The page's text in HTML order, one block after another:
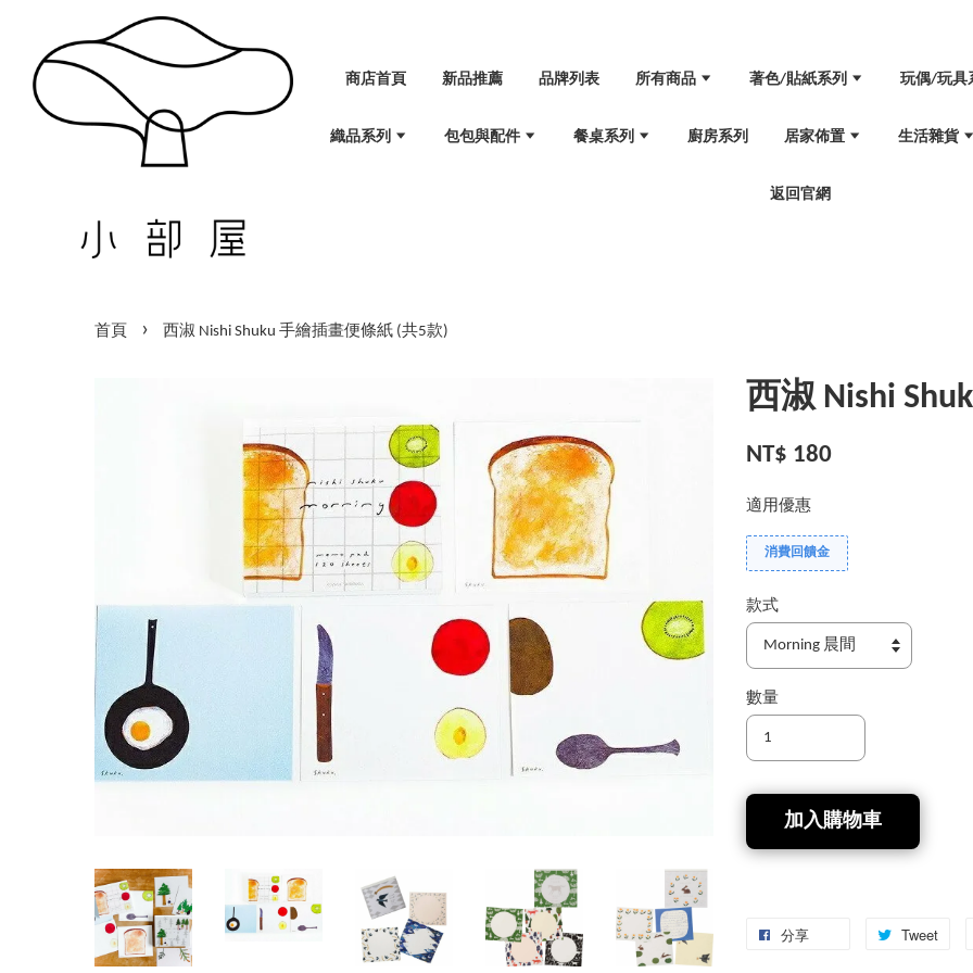
商店首頁 新品推薦 品牌列表 所有商品 著色/貼紙系列 玩偶/玩具
織品系列 包包與配件 餐桌系列 廚房系列 居家佈置 生活雜貨
返回官網
首頁 › 西淑 Nishi Shuku 手繪插畫便條紙 (共5款)
西淑 Nishi
NT$ 180
適用優惠
消費回饋金
款式
數量
加入購物車
分享 Tweet